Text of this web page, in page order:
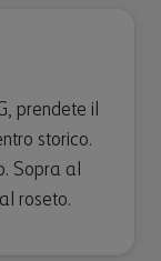
prendete il
storico.
Sopra al
roseto.